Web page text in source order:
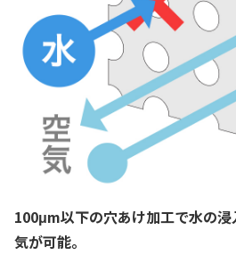
100μm以下の穴あけ加工で水の
気が可能。